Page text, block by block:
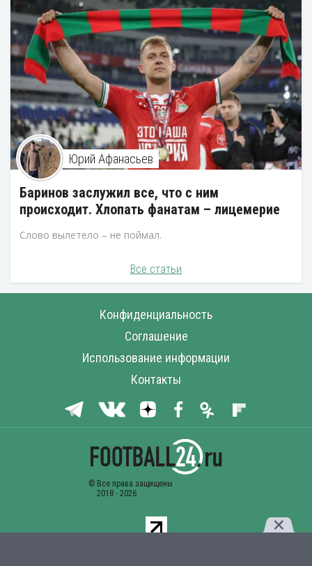
Юрий Афанасьев
Баринов заслужил все, что с ним
происходит. Хлопать фанатам – лицемерие
Слово вылетело – не поймал.
Все статьи
Конфиденциальность
Соглашение
Использование информации
Контакты